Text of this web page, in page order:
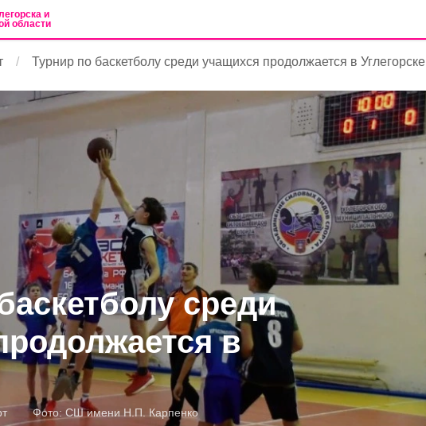
и
области
Турнир по баскетболу среди учащихся продолжается в Углегорске
среди
в
Фото: СШ имени Н.П. Карпенко